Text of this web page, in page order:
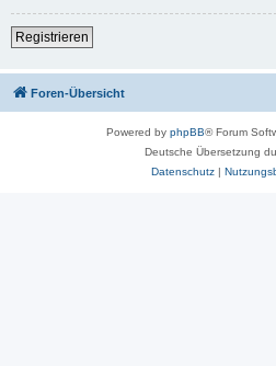
Registrieren
Foren-Übersicht
Powered by phpBB® Forum
Deutsche Übersetzung
Datenschutz|